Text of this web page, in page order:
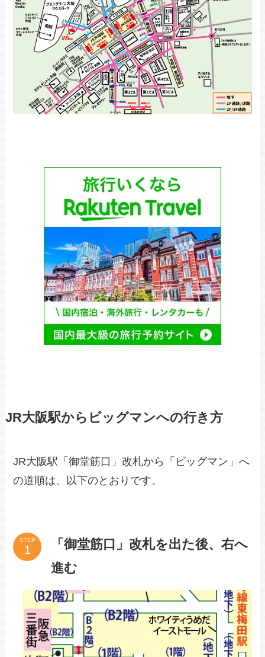
JR大阪駅からビッグマンへの行き方
JR大阪駅「御堂筋口」改札から「ビッグマン」へ
の道順は、以下のとおりです。
STEP
「御堂筋口」改札を出た後、右へ
進む